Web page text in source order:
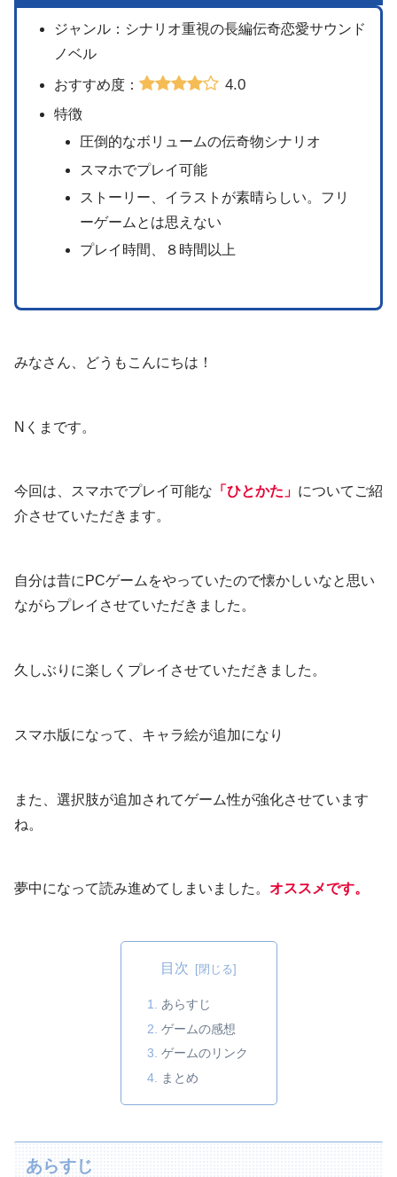
ジャンル：シナリオ重視の長編伝奇恋愛サウンド
ノベル
おすすめ度： 4.0
特徴
圧倒的なボリュームの伝奇物シナリオ
スマホでプレイ可能
ストーリー、イラストが素晴らしい。フリ
ーゲームとは思えない
プレイ時間、８時間以上
みなさん、どうもこんにちは！
Nくまです。
今回は、スマホでプレイ可能な 「ひとかた」 についてご紹
介させていただきます。
自分は昔にPCゲームをやっていたので懐かしいなと思い
ながらプレイさせていただきました。
久しぶりに楽しくプレイさせていただきました。
スマホ版になって、キャラ絵が追加になり
また、選択肢が追加されてゲーム性が強化させています
ね。
夢中になって読み進めてしまいました。 オススメです。
目次
あらすじ
ゲームの感想
ゲームのリンク
まとめ
あらすじ